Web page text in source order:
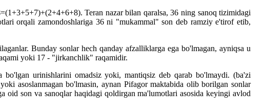
Teran nazar bilan qaralsa, 36 ning sanoq tizimidagi
orqali zamondoshlariga 36 ni "mukammal" son deb ramziy e'tirof etib,
Bunday sonlar hech qanday afzalliklarga ega bo'lmagan, ayniqsa u
yoki 17 - "jirkanchlik" raqamidir.
urinishlarini omadsiz yoki, mantiqsiz deb qarab bo'lmaydi. (ba'zi
asoslanmagan bo'lmasin, aynan Pifagor maktabida olib borilgan sonlar
oid son va sanoqlar haqidagi qoldirgan ma'lumotlari asosida keyingi avlod